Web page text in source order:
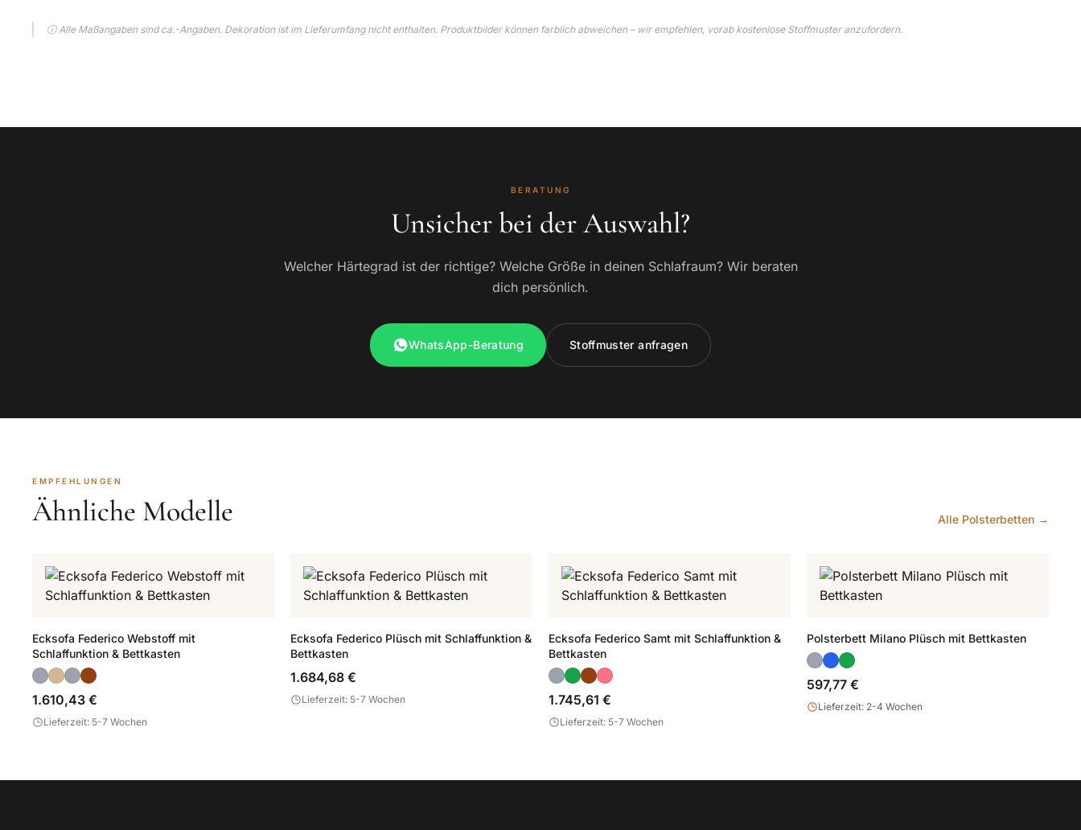
ⓘ Alle Maßangaben sind ca.-Angaben. Dekoration ist im Lieferumfang nicht enthalten. Produktbilder können farblich abweichen – wir empfehlen, vorab kostenlose Stoffmuster anzufordern.
BERATUNG
Unsicher bei der Auswahl?
Welcher Härtegrad ist der richtige? Welche Größe in deinen Schlafraum? Wir beraten
dich persönlich.
WhatsApp-Beratung Stoffmuster anfragen
EMPFEHLUNGEN
Ähnliche Modelle Alle Polsterbetten →
Ecksofa Federico Webstoff mit
Schlaffunktion & Bettkasten
1.610,43 €
Lieferzeit: 5-7 Wochen
Ecksofa Federico Plüsch mit Schlaffunktion &
Bettkasten
1.684,68 €
Lieferzeit: 5-7 Wochen
Ecksofa Federico Samt mit Schlaffunktion &
Bettkasten
1.745,61 €
Lieferzeit: 5-7 Wochen
Polsterbett Milano Plüsch mit Bettkasten
597,77 €
Lieferzeit: 2-4 Wochen